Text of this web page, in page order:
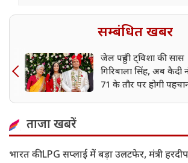
सम्बंधित खबर
जेल पहुंची ट्विशा की सास
गिरिबाला सिंह, अब कैदी
71 के तौर पर होगी
ताजा खबरें
भारत की LPG सप्लाई में बड़ा उलटफेर, मंत्री